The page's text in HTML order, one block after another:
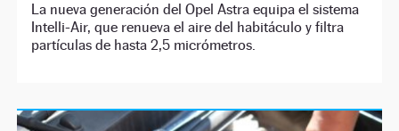
La nueva generación del Opel Astra equipa el sistema
Intelli-Air, que renueva el aire del habitáculo y filtra
partículas de hasta 2,5 micrómetros.